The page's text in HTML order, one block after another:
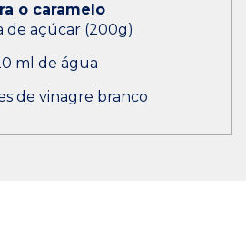
o caramelo
de açúcar (200g)
ml de água
de vinagre branco